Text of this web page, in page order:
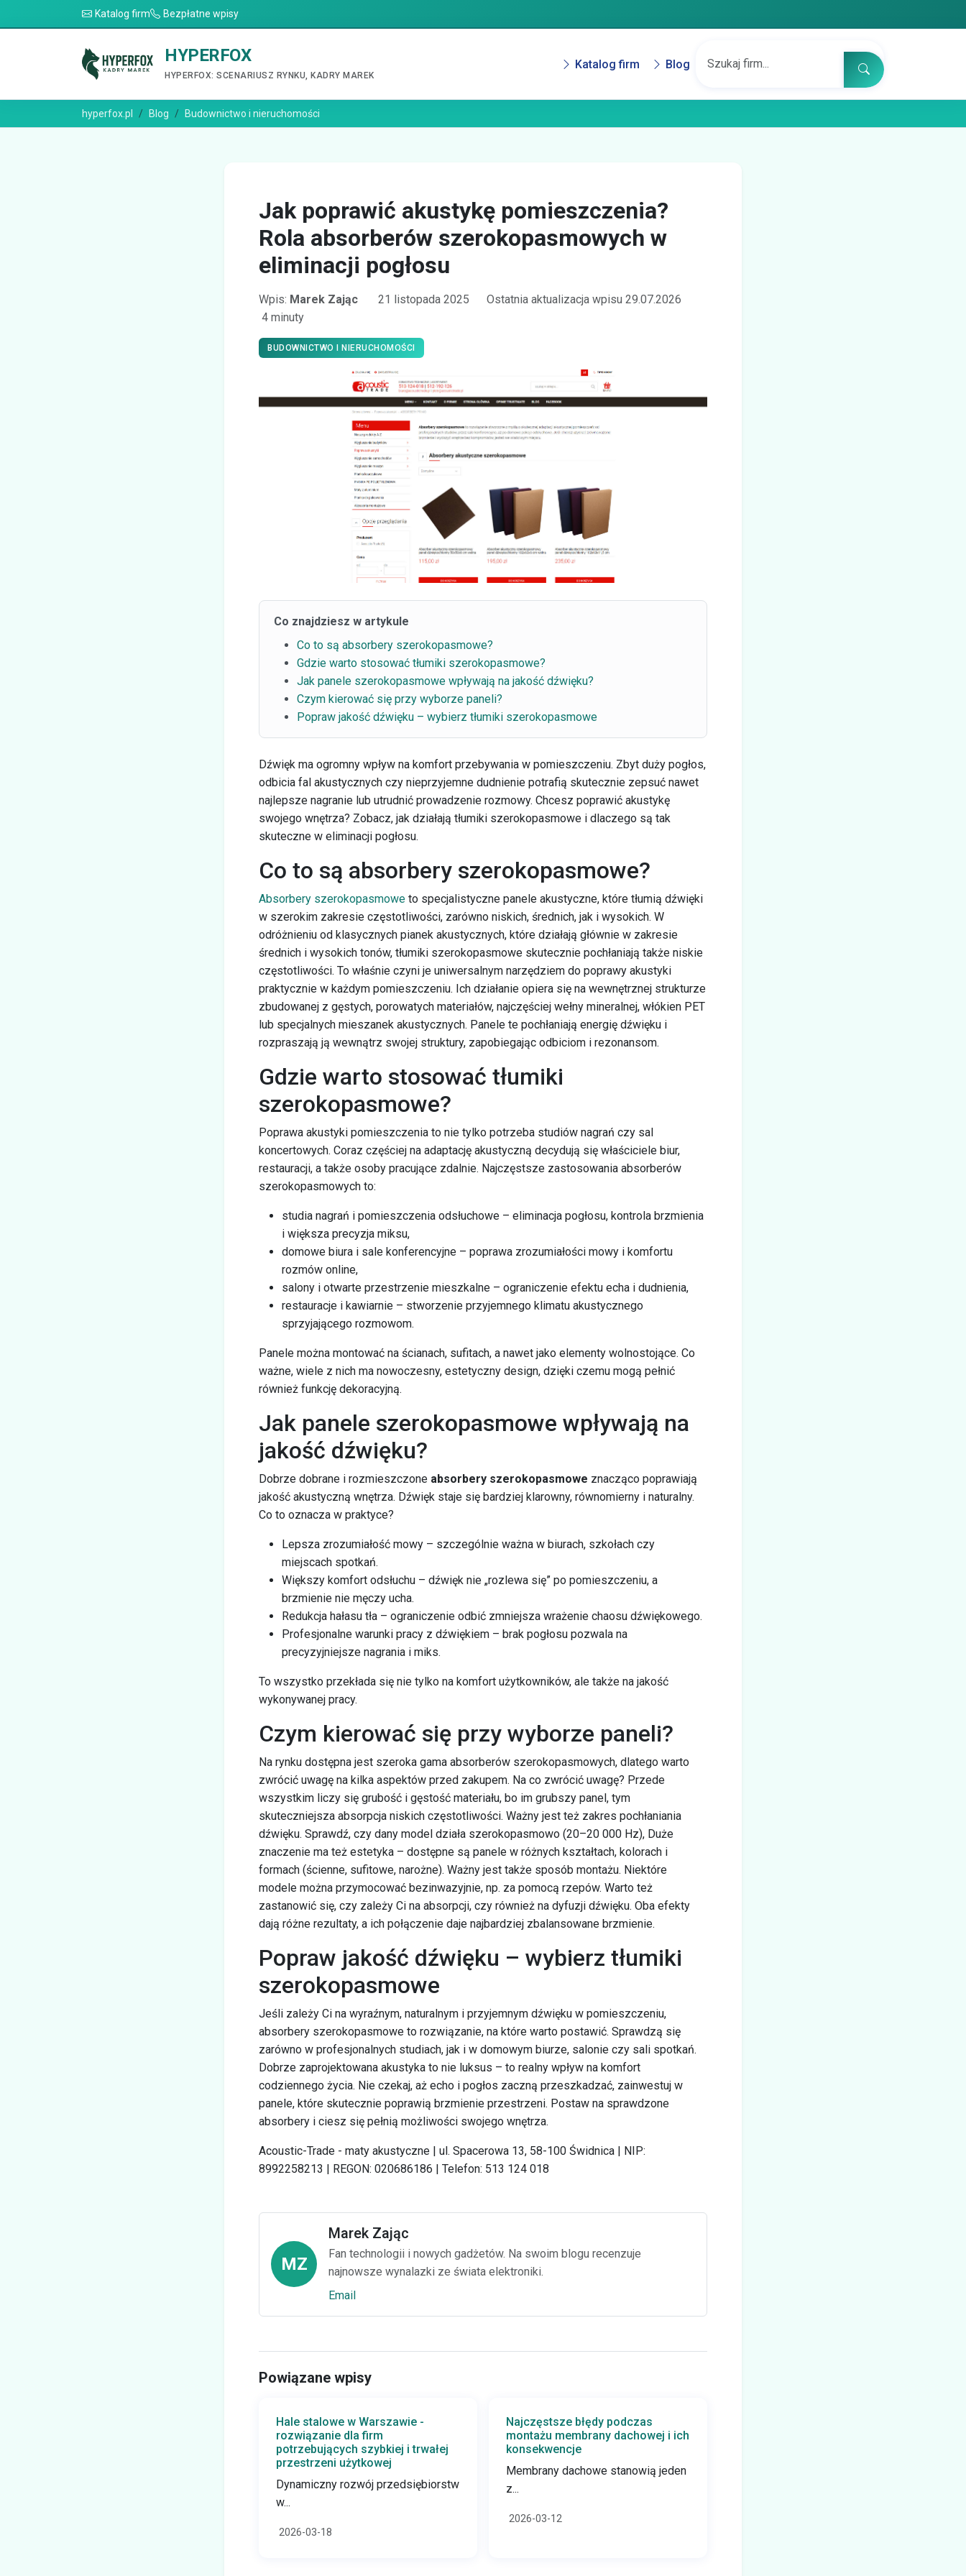
Katalog firm Bezpłatne wpisy
HYPERFOX
HYPERFOX: SCENARIUSZ RYNKU, KADRY MAREK
Katalog firm Blog
hyperfox.pl Blog Budownictwo i nieruchomości
Jak poprawić akustykę pomieszczenia?
Rola absorberów szerokopasmowych w
eliminacji pogłosu
Wpis: Marek Zając 21 listopada 2025
Ostatnia aktualizacja wpisu 29.07.2026
4 minuty
BUDOWNICTWO I NIERUCHOMOŚCI
Co znajdziesz w artykule
Co to są absorbery szerokopasmowe?
Gdzie warto stosować tłumiki szerokopasmowe?
Jak panele szerokopasmowe wpływają na jakość dźwięku?
Czym kierować się przy wyborze paneli?
Popraw jakość dźwięku – wybierz tłumiki szerokopasmowe
Dźwięk ma ogromny wpływ na komfort przebywania w pomieszczeniu. Zbyt duży pogłos,
odbicia fal akustycznych czy nieprzyjemne dudnienie potrafią skutecznie zepsuć nawet
najlepsze nagranie lub utrudnić prowadzenie rozmowy. Chcesz poprawić akustykę
swojego wnętrza? Zobacz, jak działają tłumiki szerokopasmowe i dlaczego są tak
skuteczne w eliminacji pogłosu.
Co to są absorbery szerokopasmowe?
Absorbery szerokopasmowe to specjalistyczne panele akustyczne, które tłumią dźwięki
w szerokim zakresie częstotliwości, zarówno niskich, średnich, jak i wysokich. W
odróżnieniu od klasycznych pianek akustycznych, które działają głównie w zakresie
średnich i wysokich tonów, tłumiki szerokopasmowe skutecznie pochłaniają także niskie
częstotliwości. To właśnie czyni je uniwersalnym narzędziem do poprawy akustyki
praktycznie w każdym pomieszczeniu. Ich działanie opiera się na wewnętrznej strukturze
zbudowanej z gęstych, porowatych materiałów, najczęściej wełny mineralnej, włókien PET
lub specjalnych mieszanek akustycznych. Panele te pochłaniają energię dźwięku i
rozpraszają ją wewnątrz swojej struktury, zapobiegając odbiciom i rezonansom.
Gdzie warto stosować tłumiki
szerokopasmowe?
Poprawa akustyki pomieszczenia to nie tylko potrzeba studiów nagrań czy sal
koncertowych. Coraz częściej na adaptację akustyczną decydują się właściciele biur,
restauracji, a także osoby pracujące zdalnie. Najczęstsze zastosowania absorberów
szerokopasmowych to:
studia nagrań i pomieszczenia odsłuchowe – eliminacja pogłosu, kontrola brzmienia
i większa precyzja miksu,
domowe biura i sale konferencyjne – poprawa zrozumiałości mowy i komfortu
rozmów online,
salony i otwarte przestrzenie mieszkalne – ograniczenie efektu echa i dudnienia,
restauracje i kawiarnie – stworzenie przyjemnego klimatu akustycznego
sprzyjającego rozmowom.
Panele można montować na ścianach, sufitach, a nawet jako elementy wolnostojące. Co
ważne, wiele z nich ma nowoczesny, estetyczny design, dzięki czemu mogą pełnić
również funkcję dekoracyjną.
Jak panele szerokopasmowe wpływają na
jakość dźwięku?
Dobrze dobrane i rozmieszczone absorbery szerokopasmowe znacząco poprawiają
jakość akustyczną wnętrza. Dźwięk staje się bardziej klarowny, równomierny i naturalny.
Co to oznacza w praktyce?
Lepsza zrozumiałość mowy – szczególnie ważna w biurach, szkołach czy
miejscach spotkań.
Większy komfort odsłuchu – dźwięk nie „rozlewa się” po pomieszczeniu, a
brzmienie nie męczy ucha.
Redukcja hałasu tła – ograniczenie odbić zmniejsza wrażenie chaosu dźwiękowego.
Profesjonalne warunki pracy z dźwiękiem – brak pogłosu pozwala na
precyzyjniejsze nagrania i miks.
To wszystko przekłada się nie tylko na komfort użytkowników, ale także na jakość
wykonywanej pracy.
Czym kierować się przy wyborze paneli?
Na rynku dostępna jest szeroka gama absorberów szerokopasmowych, dlatego warto
zwrócić uwagę na kilka aspektów przed zakupem. Na co zwrócić uwagę? Przede
wszystkim liczy się grubość i gęstość materiału, bo im grubszy panel, tym
skuteczniejsza absorpcja niskich częstotliwości. Ważny jest też zakres pochłaniania
dźwięku. Sprawdź, czy dany model działa szerokopasmowo (20–20 000 Hz), Duże
znaczenie ma też estetyka – dostępne są panele w różnych kształtach, kolorach i
formach (ścienne, sufitowe, narożne). Ważny jest także sposób montażu. Niektóre
modele można przymocować bezinwazyjnie, np. za pomocą rzepów. Warto też
zastanowić się, czy zależy Ci na absorpcji, czy również na dyfuzji dźwięku. Oba efekty
dają różne rezultaty, a ich połączenie daje najbardziej zbalansowane brzmienie.
Popraw jakość dźwięku – wybierz tłumiki
szerokopasmowe
Jeśli zależy Ci na wyraźnym, naturalnym i przyjemnym dźwięku w pomieszczeniu,
absorbery szerokopasmowe to rozwiązanie, na które warto postawić. Sprawdzą się
zarówno w profesjonalnych studiach, jak i w domowym biurze, salonie czy sali spotkań.
Dobrze zaprojektowana akustyka to nie luksus – to realny wpływ na komfort
codziennego życia. Nie czekaj, aż echo i pogłos zaczną przeszkadzać, zainwestuj w
panele, które skutecznie poprawią brzmienie przestrzeni. Postaw na sprawdzone
absorbery i ciesz się pełnią możliwości swojego wnętrza.
Acoustic-Trade - maty akustyczne | ul. Spacerowa 13, 58-100 Świdnica | NIP:
8992258213 | REGON: 020686186 | Telefon: 513 124 018
MZ
Marek Zając
Fan technologii i nowych gadżetów. Na swoim blogu recenzuje
najnowsze wynalazki ze świata elektroniki.
Email
Powiązane wpisy
Hale stalowe w Warszawie -
rozwiązanie dla firm
potrzebujących szybkiej i trwałej
przestrzeni użytkowej
Dynamiczny rozwój przedsiębiorstw
w...
2026-03-18
Najczęstsze błędy podczas
montażu membrany dachowej i ich
konsekwencje
Membrany dachowe stanowią jeden
z...
2026-03-12